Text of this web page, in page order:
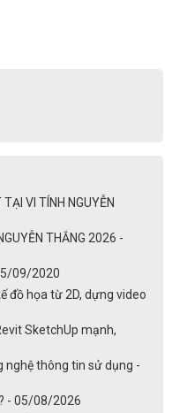
VI TÍNH NGUYỄN
THẮNG 2026 -
09/2020
đồ họa từ 2D, dựng video
SketchUp mạnh,
nghệ thông tin sử dụng -
- 05/08/2026